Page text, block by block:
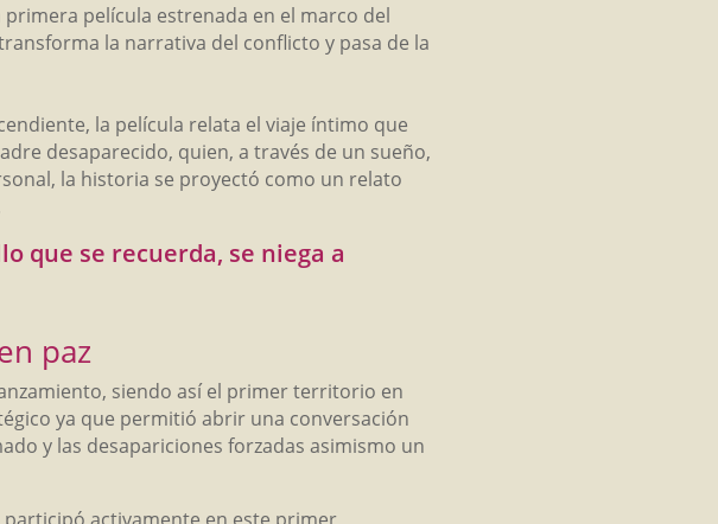
película estrenada en el marco del
la narrativa del conflicto y pasa de la
la película relata el viaje íntimo que
desaparecido, quien, a través de un sueño,
la historia se proyectó como un relato
que se recuerda, se niega a
paz
siendo así el primer territorio en
ya que permitió abrir una conversación
y las desapariciones forzadas asimismo un